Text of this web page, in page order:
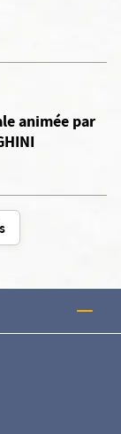
animée par